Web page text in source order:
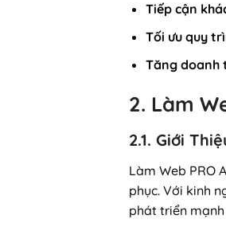
Tiếp cận
Tối ưu quy
Tăng doanh
2. Làm
2.1. Giới
Làm Web PRO
phục. Với kinh
phát triển